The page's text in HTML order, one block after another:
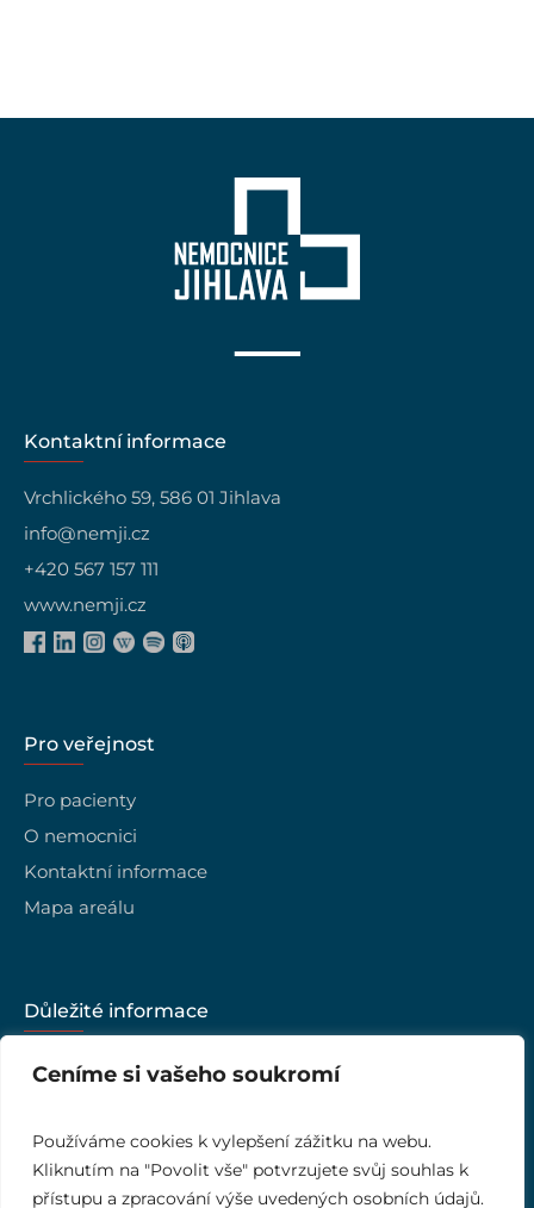
Ceníme si vašeho soukromí
Používáme cookies k vylepšení zážitku na webu.
Kliknutím na "Povolit vše" potvrzujete svůj souhlas k
přístupu a zpracování výše uvedených osobních údajů.
Kontaktní informace
Vrchlického 59, 586 01 Jihlava
info@nemji.cz
+420 567 157 111
www.nemji.cz
Pro veřejnost
Pro pacienty
O nemocnici
Kontaktní informace
Mapa areálu
Důležité informace
Kariéra
Kvalita
Ombudsman